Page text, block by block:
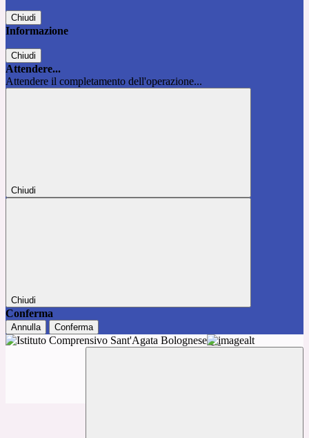
Chiudi
Informazione
Chiudi
Attendere...
Attendere il completamento dell'operazione...
Chiudi
Chiudi
Conferma
Annulla Conferma